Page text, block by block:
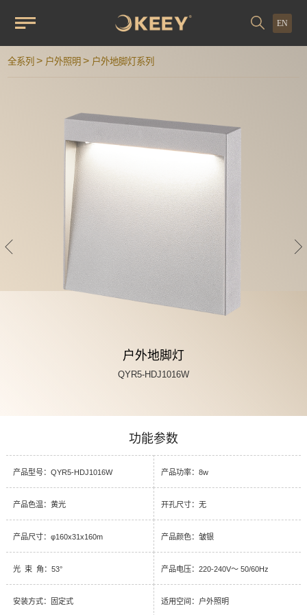
EN
全系列 > 户外照明 > 户外地脚灯系列
户外地脚灯
QYR5-HDJ1016W
功能参数
产品型号：QYR5-HDJ1016W 产品功率：8w
产品色温：黄光 开孔尺寸：无
产品尺寸：φ160x31x160m 产品颜色：皱银
光 束 角：53° 产品电压：220-240V～ 50/60Hz
安装方式：固定式 适用空间：户外照明